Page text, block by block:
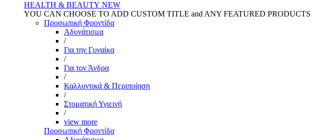
HEALTH & BEAUTY NEW
YOU CAN CHOOSE TO ADD CUSTOM TITLE and ANY FEATURED PRODUCTS
Προσωπική Φροντίδα
Αδυνάτισμα
/
Για την Γυναίκα
/
Για τον Άνδρα
/
Καλλυντικά & Περιποίηση
/
Στοματική Υγιεινή
/
view more
Προσωπική Φροντίδα